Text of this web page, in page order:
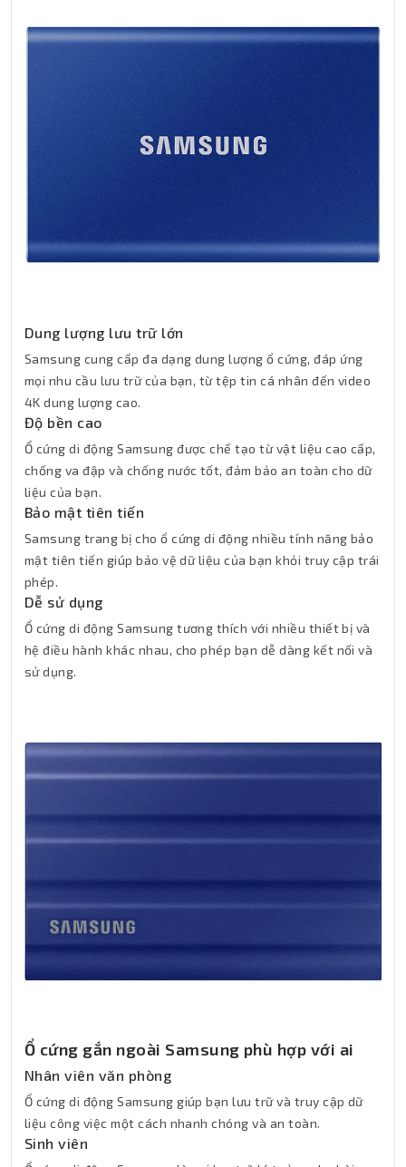
Dung lượng lưu trữ lớn
Samsung cung cấp đa dạng dung lượng ổ cứng, đáp ứng
mọi nhu cầu lưu trữ của bạn, từ tệp tin cá nhân đến video
4K dung lượng cao.
Độ bền cao
Ổ cứng di động Samsung được chế tạo từ vật liệu cao cấp,
chống va đập và chống nước tốt, đảm bảo an toàn cho dữ
liệu của bạn.
Bảo mật tiên tiến
Samsung trang bị cho ổ cứng di động nhiều tính năng bảo
mật tiên tiến giúp bảo vệ dữ liệu của bạn khỏi truy cập trái
phép.
Dễ sử dụng
Ổ cứng di động Samsung tương thích với nhiều thiết bị và
hệ điều hành khác nhau, cho phép bạn dễ dàng kết nối và
sử dụng.
Ổ cứng gắn ngoài Samsung phù hợp với ai
Nhân viên văn phòng
Ổ cứng di động Samsung giúp bạn lưu trữ và truy cập dữ
liệu công việc một cách nhanh chóng và an toàn.
Sinh viên